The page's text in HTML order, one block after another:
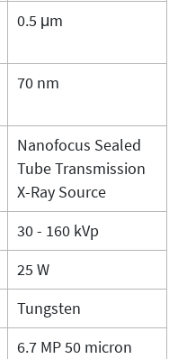
0.5 μm
70 nm
Nanofocus Sealed
Tube Transmission
X-Ray Source
30 - 160 kVp
25 W
Tungsten
6.7 MP 50 micron